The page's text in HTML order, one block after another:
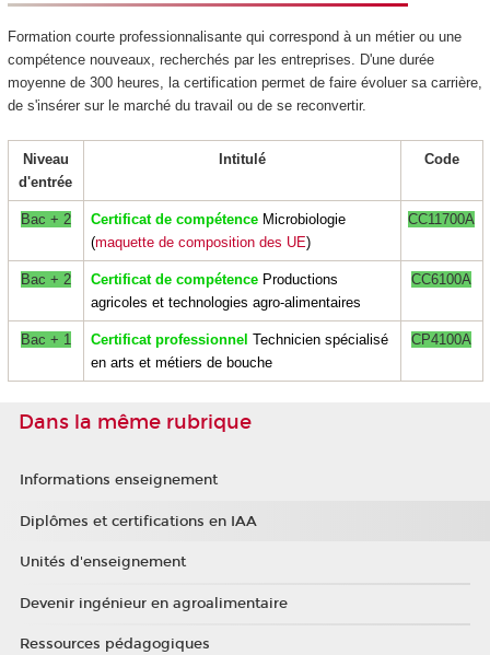
Formation courte professionnalisante qui correspond à un métier ou une
compétence nouveaux, recherchés par les entreprises. D'une durée
moyenne de 300 heures, la certification permet de faire évoluer sa carrière,
de s'insérer sur le marché du travail ou de se reconvertir.
Niveau
d'entrée
Intitulé Code
Bac + 2 Certificat de compétence Microbiologie
(maquette de composition des UE)
CC11700A
Bac + 2 Certificat de compétence Productions
agricoles et technologies agro-alimentaires
CC6100A
Bac + 1 Certificat professionnel Technicien spécialisé
en arts et métiers de bouche
CP4100A
Dans la même rubrique
Informations enseignement
Diplômes et certifications en IAA
Unités d'enseignement
Devenir ingénieur en agroalimentaire
Ressources pédagogiques